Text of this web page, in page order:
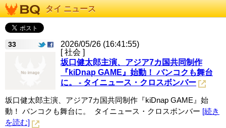
タイ ニュース
33
2026/05/26 (16:41:55)
[ 社会 ]
坂口健太郎主演、アジア7カ国共同制作
『kiDnap GAME』始動！ バンコクも舞台
に。 - タイニュース・クロスボンバー
坂口健太郎主演、アジア7カ国共同制作『kiDnap GAME』始
動！ バンコクも舞台に。 タイニュース・クロスボンバー [続き
を読む]